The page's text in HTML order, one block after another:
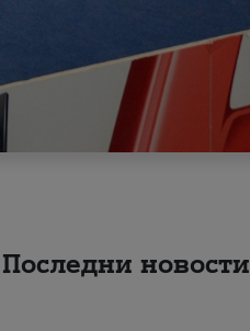
Последни новости